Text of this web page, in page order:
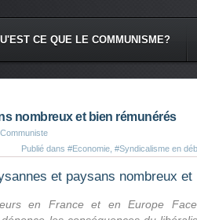
CE QUE LE COMMUNISME?
nombreux et bien rémunérés
Publié dans #Economie #Syndicalisme en
en France et en Europe